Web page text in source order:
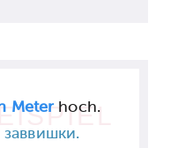
Meterhoch.